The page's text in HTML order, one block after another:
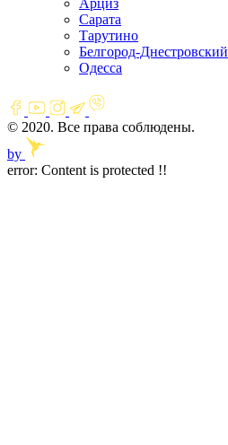
Арциз
Сарата
Тарутино
Белгород-Днестровский
Одесса
© 2020. Все права соблюдены.
by
error: Content is protected !!